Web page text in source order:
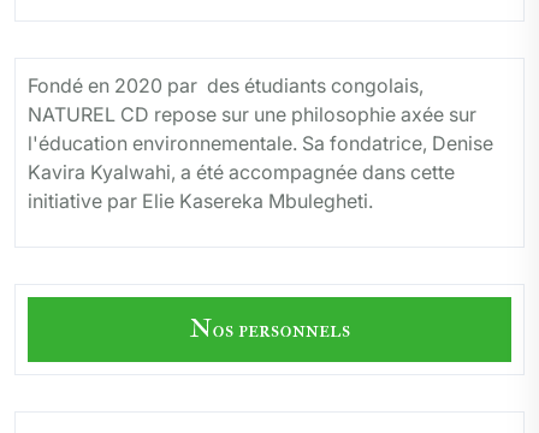
Fondé en 2020 par des étudiants congolais,
NATUREL CD repose sur une philosophie axée sur
l'éducation environnementale. Sa fondatrice, Denise
Kavira Kyalwahi, a été accompagnée dans cette
initiative par Elie Kasereka Mbulegheti.
Nos personnels